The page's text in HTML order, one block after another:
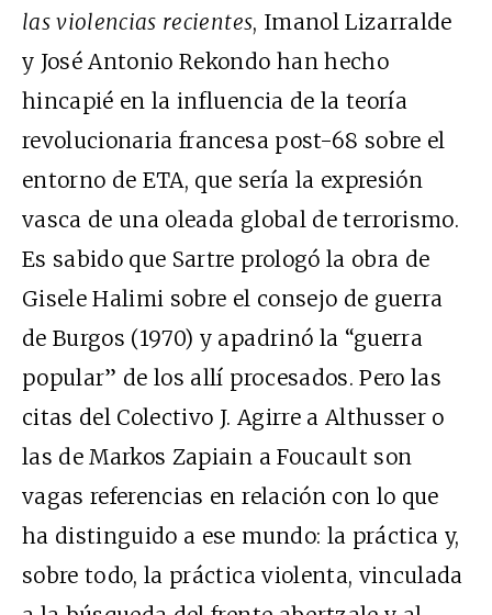
las violencias recientes, Imanol Lizarralde
y José Antonio Rekondo han hecho
hincapié en la influencia de la teoría
revolucionaria francesa post-68 sobre el
entorno de ETA, que sería la expresión
vasca de una oleada global de terrorismo.
Es sabido que Sartre prologó la obra de
Gisele Halimi sobre el consejo de guerra
de Burgos (1970) y apadrinó la “guerra
popular” de los allí procesados. Pero las
citas del Colectivo J. Agirre a Althusser o
las de Markos Zapiain a Foucault son
vagas referencias en relación con lo que
ha distinguido a ese mundo: la práctica y,
sobre todo, la práctica violenta, vinculada